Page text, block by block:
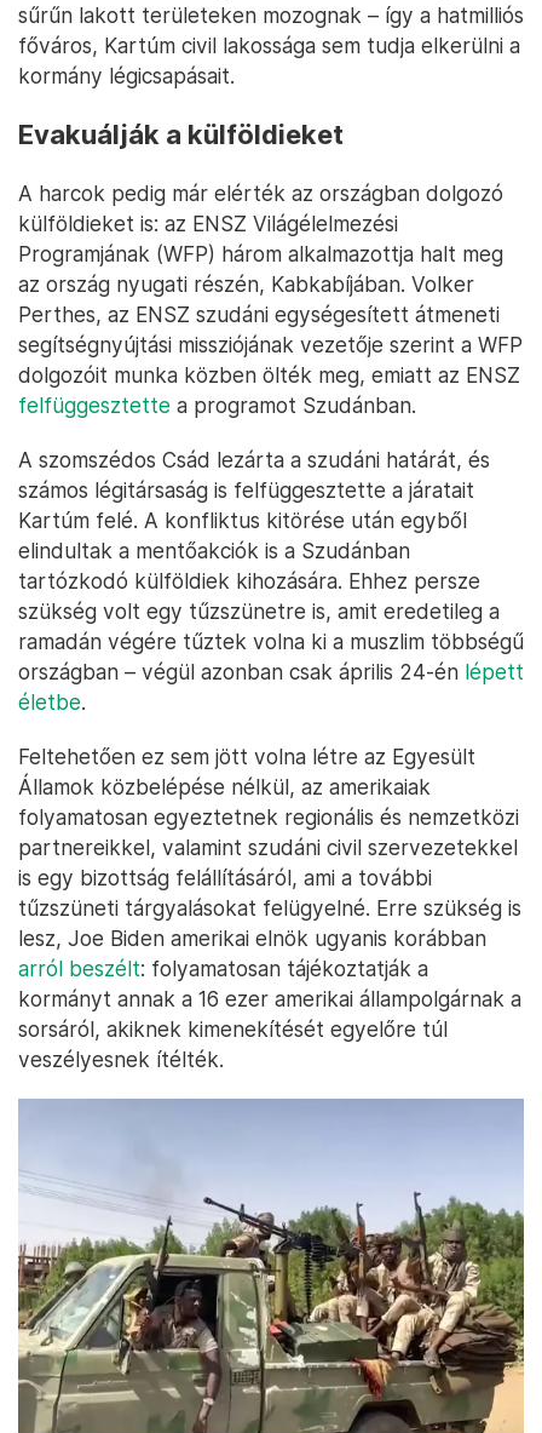
sűrűn lakott területeken mozognak – így a hatmilliós
főváros, Kartúm civil lakossága sem tudja elkerülni a
kormány légicsapásait.
Evakuálják a külföldieket
A harcok pedig már elérték az országban dolgozó
külföldieket is: az ENSZ Világélelmezési
Programjának (WFP) három alkalmazottja halt meg
az ország nyugati részén, Kabkabíjában. Volker
Perthes, az ENSZ szudáni egységesített átmeneti
segítségnyújtási missziójának vezetője szerint a WFP
dolgozóit munka közben ölték meg, emiatt az ENSZ
felfüggesztette a programot Szudánban.
A szomszédos Csád lezárta a szudáni határát, és
számos légitársaság is felfüggesztette a járatait
Kartúm felé. A konfliktus kitörése után egyből
elindultak a mentőakciók is a Szudánban
tartózkodó külföldiek kihozására. Ehhez persze
szükség volt egy tűzszünetre is, amit eredetileg a
ramadán végére tűztek volna ki a muszlim többségű
országban – végül azonban csak április 24-én lépett
életbe.
Feltehetően ez sem jött volna létre az Egyesült
Államok közbelépése nélkül, az amerikaiak
folyamatosan egyeztetnek regionális és nemzetközi
partnereikkel, valamint szudáni civil szervezetekkel
is egy bizottság felállításáról, ami a további
tűzszüneti tárgyalásokat felügyelné. Erre szükség is
lesz, Joe Biden amerikai elnök ugyanis korábban
arról beszélt: folyamatosan tájékoztatják a
kormányt annak a 16 ezer amerikai állampolgárnak a
sorsáról, akiknek kimenekítését egyelőre túl
veszélyesnek ítélték.